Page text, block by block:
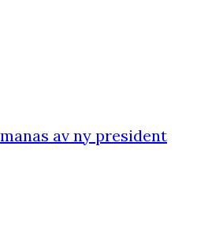
av ny president